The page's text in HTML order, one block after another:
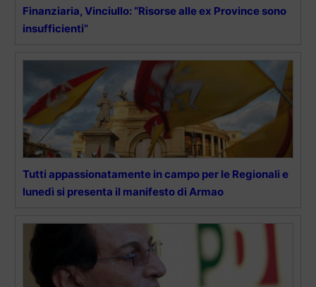
Finanziaria, Vinciullo: “Risorse alle ex Province sono
insufficienti”
Tutti appassionatamente in campo per le Regionali e
lunedì si presenta il manifesto di Armao